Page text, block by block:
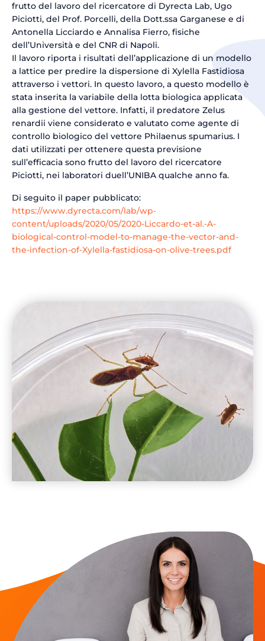
frutto del lavoro del ricercatore di Dyrecta Lab, Ugo
Piciotti, del Prof. Porcelli, della Dott.ssa Garganese e di
Antonella Licciardo e Annalisa Fierro, fisiche
dell’Università e del CNR di Napoli.
Il lavoro riporta i risultati dell’applicazione di un modello
a lattice per predire la dispersione di Xylella Fastidiosa
attraverso i vettori. In questo lavoro, a questo modello è
stata inserita la variabile della lotta biologica applicata
alla gestione del vettore. Infatti, il predatore Zelus
renardii viene considerato e valutato come agente di
controllo biologico del vettore Philaenus spumarius. I
dati utilizzati per ottenere questa previsione
sull’efficacia sono frutto del lavoro del ricercatore
Piciotti, nei laboratori duell’UNIBA qualche anno fa.
Di seguito il paper pubblicato:
https://www.dyrecta.com/lab/wp-
content/uploads/2020/05/2020-Liccardo-et-al.-A-
biological-control-model-to-manage-the-vector-and-
the-infection-of-Xylella-fastidiosa-on-olive-trees.pdf